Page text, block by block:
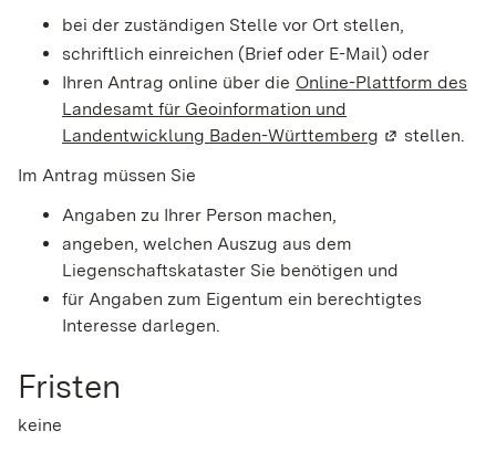
bei der zuständigen Stelle vor Ort stellen,
schriftlich einreichen (Brief oder E-Mail) oder
Ihren Antrag online über die Online-Plattform des
Landesamt für Geoinformation und
Landentwicklung Baden-Württemberg (Wird in
stellen.
Im Antrag müssen Sie
Angaben zu Ihrer Person machen,
angeben, welchen Auszug aus dem
Liegenschaftskataster Sie benötigen und
für Angaben zum Eigentum ein berechtigtes
Interesse darlegen.
Fristen
keine